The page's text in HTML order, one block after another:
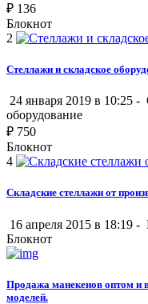
₽ 136
Блокнот
2
Стеллажи и складское
24 января 2019 в 10:25 -
оборудование
₽ 750
Блокнот
4
Складские стеллажи от
16 апреля 2015 в 18:19 -
Блокнот
Продажа манекенов оптом и
моделей.